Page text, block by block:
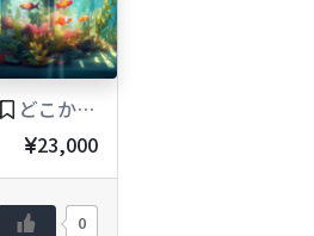
どこかの海で
23,000
0